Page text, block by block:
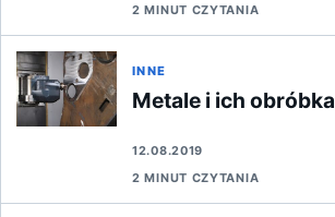
2 MINUT CZYTANIA
INNE
Metale i ich obróbka
12.08.2019
2 MINUT CZYTANIA